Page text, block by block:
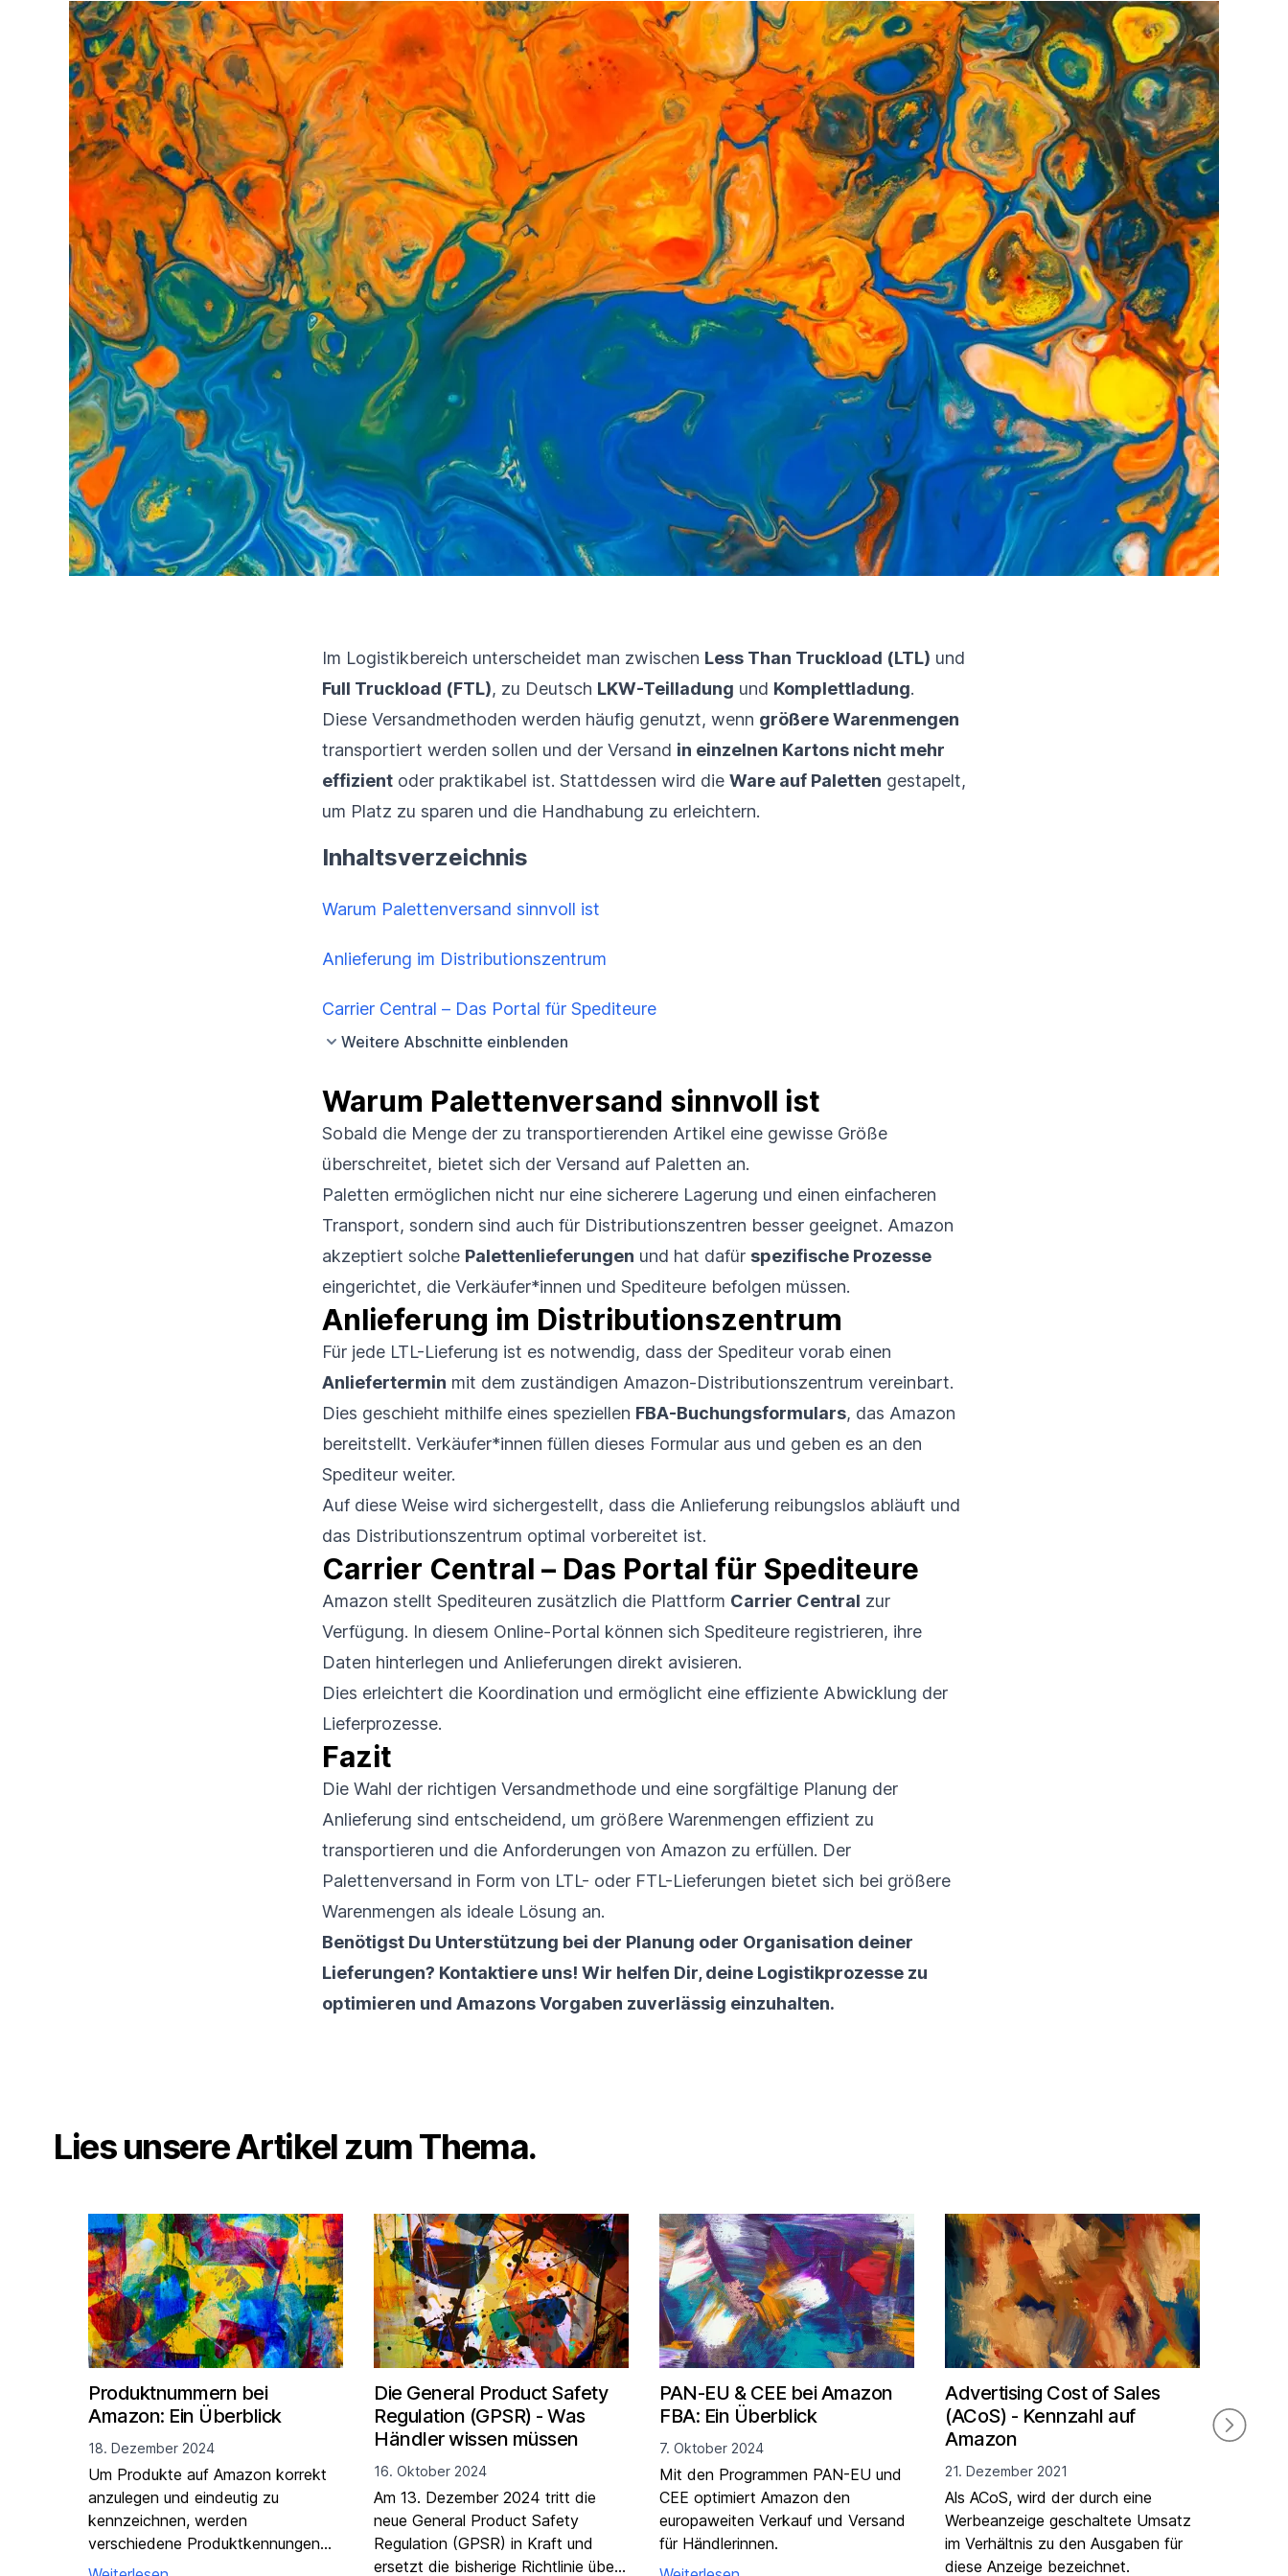
Im Logistikbereich unterscheidet man zwischen Less Than Truckload (LTL) und
Full Truckload (FTL), zu Deutsch LKW-Teilladung und Komplettladung.
Diese Versandmethoden werden häufig genutzt, wenn größere Warenmengen
transportiert werden sollen und der Versand in einzelnen Kartons nicht mehr
effizient oder praktikabel ist. Stattdessen wird die Ware auf Paletten gestapelt,
um Platz zu sparen und die Handhabung zu erleichtern.
Inhaltsverzeichnis
Warum Palettenversand sinnvoll ist
Anlieferung im Distributionszentrum
Carrier Central – Das Portal für Spediteure
Weitere Abschnitte einblenden
Warum Palettenversand sinnvoll ist
Sobald die Menge der zu transportierenden Artikel eine gewisse Größe
überschreitet, bietet sich der Versand auf Paletten an.
Paletten ermöglichen nicht nur eine sicherere Lagerung und einen einfacheren
Transport, sondern sind auch für Distributionszentren besser geeignet. Amazon
akzeptiert solche Palettenlieferungen und hat dafür spezifische Prozesse
eingerichtet, die Verkäufer*innen und Spediteure befolgen müssen.
Anlieferung im Distributionszentrum
Für jede LTL-Lieferung ist es notwendig, dass der Spediteur vorab einen
Anliefertermin mit dem zuständigen Amazon-Distributionszentrum vereinbart.
Dies geschieht mithilfe eines speziellen FBA-Buchungsformulars, das Amazon
bereitstellt. Verkäufer*innen füllen dieses Formular aus und geben es an den
Spediteur weiter.
Auf diese Weise wird sichergestellt, dass die Anlieferung reibungslos abläuft und
das Distributionszentrum optimal vorbereitet ist.
Carrier Central – Das Portal für Spediteure
Amazon stellt Spediteuren zusätzlich die Plattform Carrier Central zur
Verfügung. In diesem Online-Portal können sich Spediteure registrieren, ihre
Daten hinterlegen und Anlieferungen direkt avisieren.
Dies erleichtert die Koordination und ermöglicht eine effiziente Abwicklung der
Lieferprozesse.
Fazit
Die Wahl der richtigen Versandmethode und eine sorgfältige Planung der
Anlieferung sind entscheidend, um größere Warenmengen effizient zu
transportieren und die Anforderungen von Amazon zu erfüllen. Der
Palettenversand in Form von LTL- oder FTL-Lieferungen bietet sich bei größere
Warenmengen als ideale Lösung an.
Benötigst Du Unterstützung bei der Planung oder Organisation deiner
Lieferungen? Kontaktiere uns! Wir helfen Dir, deine Logistikprozesse zu
optimieren und Amazons Vorgaben zuverlässig einzuhalten.
Lies unsere Artikel zum Thema.
Produktnummern bei
Amazon: Ein Überblick
18. Dezember 2024
Um Produkte auf Amazon korrekt
anzulegen und eindeutig zu
kennzeichnen, werden
verschiedene Produktkennungen
verwendet.
Die General Product Safety
Regulation (GPSR) - Was
Händler wissen müssen
16. Oktober 2024
Am 13. Dezember 2024 tritt die
neue General Product Safety
Regulation (GPSR) in Kraft und
ersetzt die bisherige Richtlinie über
PAN-EU & CEE bei Amazon
FBA: Ein Überblick
7. Oktober 2024
Mit den Programmen PAN-EU und
CEE optimiert Amazon den
europaweiten Verkauf und Versand
für Händlerinnen.
Advertising Cost of Sales
(ACoS) - Kennzahl auf
Amazon
21. Dezember 2021
Als ACoS, wird der durch eine
Werbeanzeige geschaltete Umsatz
im Verhältnis zu den Ausgaben für
diese Anzeige bezeichnet.